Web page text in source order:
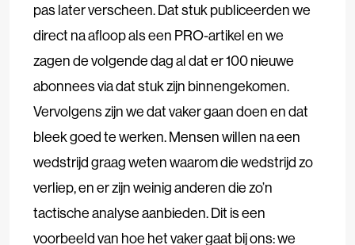
pas later verscheen. Dat stuk publiceerden we
direct na afloop als een PRO-artikel en we
zagen de volgende dag al dat er 100 nieuwe
abonnees via dat stuk zijn binnengekomen.
Vervolgens zijn we dat vaker gaan doen en dat
bleek goed te werken. Mensen willen na een
wedstrijd graag weten waarom die wedstrijd zo
verliep, en er zijn weinig anderen die zo’n
tactische analyse aanbieden. Dit is een
voorbeeld van hoe het vaker gaat bij ons: we